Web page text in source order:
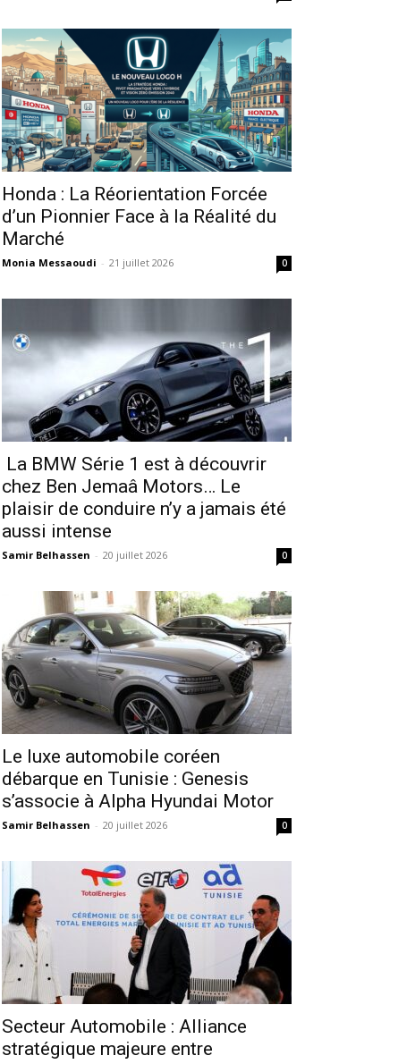
Honda : La Réorientation Forcée
d’un Pionnier Face à la Réalité du
Marché
Monia Messaoudi - 21 juillet 2026 0
La BMW Série 1 est à découvrir
chez Ben Jemaâ Motors… Le
plaisir de conduire n’y a jamais été
aussi intense
Samir Belhassen - 20 juillet 2026 0
Le luxe automobile coréen
débarque en Tunisie : Genesis
s’associe à Alpha Hyundai Motor
Samir Belhassen - 20 juillet 2026 0
Secteur Automobile : Alliance
stratégique majeure entre